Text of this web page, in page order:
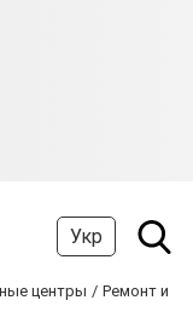
Укр
центры
Ремонт и